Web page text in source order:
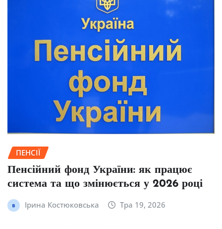
ПЕНСІЇ
Пенсійний фонд України: як працює
система та що змінюється у 2026 році
Ірина Костюковська Тра 19, 2026